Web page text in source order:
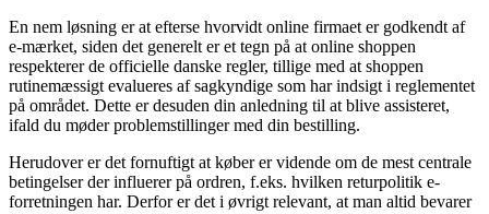
En nem løsning er at efterse hvorvidt online firmaet er godkendt af
e-mærket, siden det generelt er et tegn på at online shoppen
respekterer de officielle danske regler, tillige med at shoppen
rutinemæssigt evalueres af sagkyndige som har indsigt i reglementet
på området. Dette er desuden din anledning til at blive assisteret,
ifald du møder problemstillinger med din bestilling.
Herudover er det fornuftigt at køber er vidende om de mest centrale
betingelser der influerer på ordren, f.eks. hvilken returpolitik e-
forretningen har. Derfor er det i øvrigt relevant, at man altid bevarer